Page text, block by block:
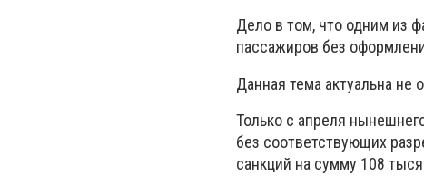
Дело в том, что одним из
пассажиров без
Данная тема актуальна не
Только с апреля
без соответствующих
санкций на сумму 108